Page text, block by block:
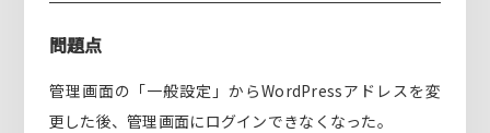
問題点
管理画面の「一般設定」からWordPressアドレスを変
更した後、管理画面にログインできなくなった。